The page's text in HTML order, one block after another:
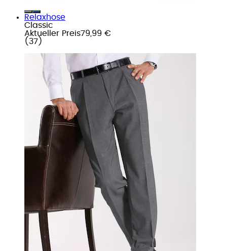
Relaxhose
Classic
Aktueller Preis79,99 €
( 37 )